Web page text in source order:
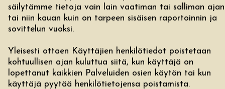
säilytämme tietoja vain lain vaatiman tai salliman ajan
tai niin kauan kuin on tarpeen sisäisen raportoinnin ja
sovittelun vuoksi.
Yleisesti ottaen Käyttäjien henkilötiedot poistetaan
kohtuullisen ajan kuluttua siitä, kun käyttäjä on
lopettanut kaikkien Palveluiden osien käytön tai kun
käyttäjä pyytää henkilötietojensa poistamista.